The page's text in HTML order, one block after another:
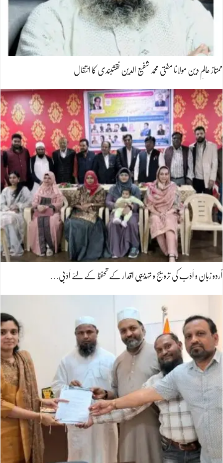
ممتاز عالمِ دین مولانا مفتی محمد شفیع الدین نقشبندی کا انتقال
اُردو زبان و اَدَب کی ترویج و تہذیبی اقدار کے تحفُّظ کے لئے اَدَبی…